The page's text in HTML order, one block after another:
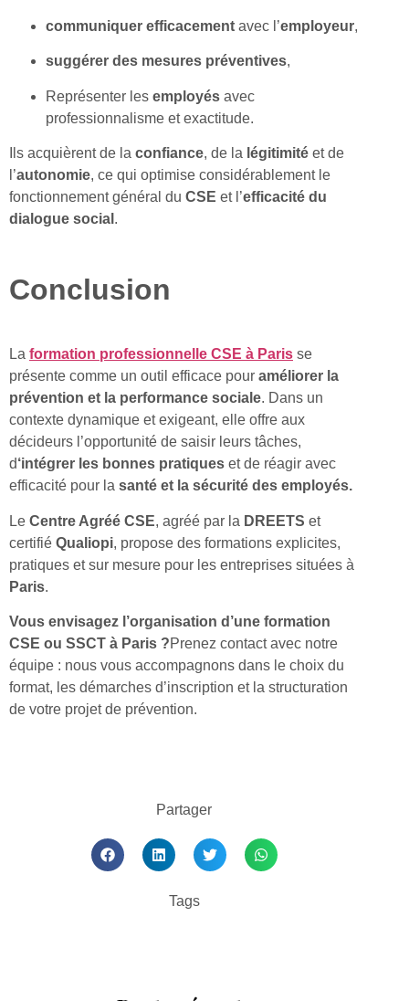
communiquer efficacement avec l’employeur,
suggérer des mesures préventives,
Représenter les employés avec
professionnalisme et exactitude.
Ils acquièrent de la confiance, de la légitimité et de
l’autonomie, ce qui optimise considérablement le
fonctionnement général du CSE et l’efficacité du
dialogue social .
Conclusion
La formation professionnelle CSE à Paris se
présente comme un outil efficace pour améliorer la
prévention et la performance sociale. Dans un
contexte dynamique et exigeant, elle offre aux
décideurs l’opportunité de saisir leurs tâches,
d‘intégrer les bonnes pratiques et de réagir avec
efficacité pour la santé et la sécurité des employés.
Le Centre Agréé CSE, agréé par la DREETS et
certifié Qualiopi, propose des formations explicites,
pratiques et sur mesure pour les entreprises situées à
Paris.
Vous envisagez l’organisation d’une formation
CSE ou SSCT à Paris ?Prenez contact avec notre
équipe : nous vous accompagnons dans le choix du
format, les démarches d’inscription et la structuration
de votre projet de prévention.
Partager
Tags